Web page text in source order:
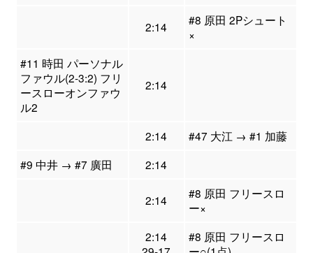
2:14
#8 原田 2Pシュート
×
#11 時田 パーソナル
ファウル(2-3:2) フリ
ースローオンファウ
ル2
2:14
2:14
#47 大江 → #1 加藤
#9 中井 → #7 廣田
2:14
2:14
#8 原田 フリースロ
ー×
2:14
#8 原田 フリースロ